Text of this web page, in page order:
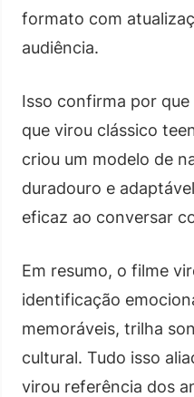
formato com
audiência.
Isso confirma por que
que virou clássico
criou um modelo de
duradouro e
eficaz ao conversar
Em resumo, o filme
identificação
memoráveis, trilha
cultural. Tudo isso
virou referência dos